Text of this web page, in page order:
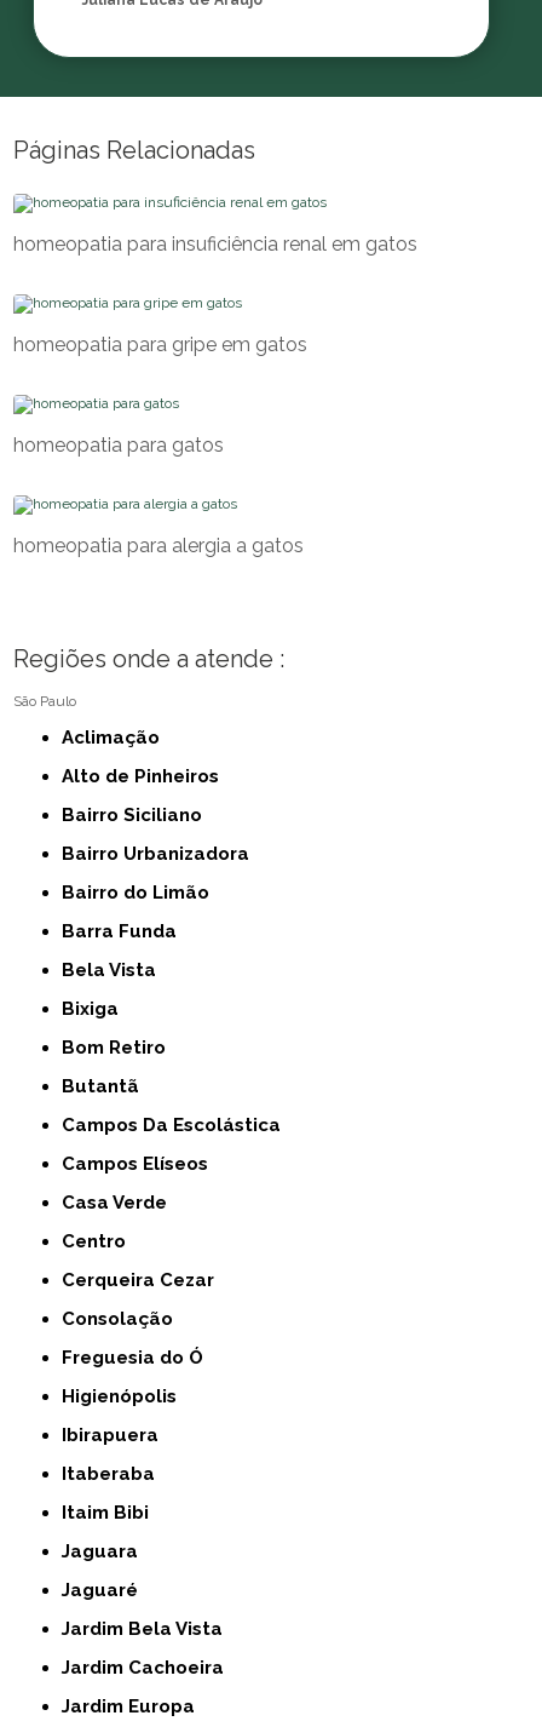
Páginas Relacionadas
homeopatia para insuficiência renal em gatos
homeopatia para gripe em gatos
homeopatia para gatos
homeopatia para alergia a gatos
Regiões onde a atende :
São Paulo
Aclimação
Alto de Pinheiros
Bairro Siciliano
Bairro Urbanizadora
Bairro do Limão
Barra Funda
Bela Vista
Bixiga
Bom Retiro
Butantã
Campos Da Escolástica
Campos Elíseos
Casa Verde
Centro
Cerqueira Cezar
Consolação
Freguesia do Ó
Higienópolis
Ibirapuera
Itaberaba
Itaim Bibi
Jaguara
Jaguaré
Jardim Bela Vista
Jardim Cachoeira
Jardim Europa